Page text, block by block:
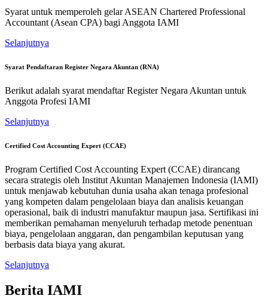
Syarat untuk memperoleh gelar ASEAN Chartered Professional
Accountant (Asean CPA) bagi Anggota IAMI
Selanjutnya
Syarat Pendaftaran Register Negara Akuntan (RNA)
Berikut adalah syarat mendaftar Register Negara Akuntan untuk
Anggota Profesi IAMI
Selanjutnya
Certified Cost Accounting Expert (CCAE)
Program Certified Cost Accounting Expert (CCAE) dirancang
secara strategis oleh Institut Akuntan Manajemen Indonesia (IAMI)
untuk menjawab kebutuhan dunia usaha akan tenaga profesional
yang kompeten dalam pengelolaan biaya dan analisis keuangan
operasional, baik di industri manufaktur maupun jasa. Sertifikasi ini
memberikan pemahaman menyeluruh terhadap metode penentuan
biaya, pengelolaan anggaran, dan pengambilan keputusan yang
berbasis data biaya yang akurat.
Selanjutnya
Berita IAMI